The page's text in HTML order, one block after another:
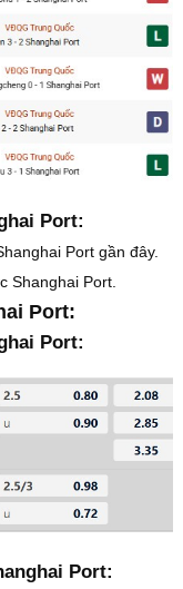
Port:
Port gần đây.
Shanghai Port.
Port:
Port:
Port: